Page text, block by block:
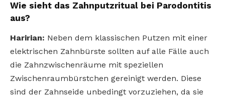
Wie sieht das Zahnputzritual bei Parodontitis
aus?
Haririan: Neben dem klassischen Putzen mit einer
elektrischen Zahnbürste sollten auf alle Fälle auch
die Zahnzwischenräume mit speziellen
Zwischenraumbürstchen gereinigt werden. Diese
sind der Zahnseide unbedingt vorzuziehen, da sie